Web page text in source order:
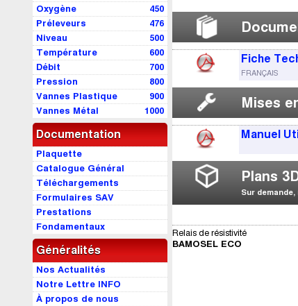
450
Oxygène
476
Préleveurs
500
Niveau
600
Température
700
Débit
800
Pression
900
Vannes Plastique
1000
Vannes Métal
Documentation
Plaquette
Catalogue Général
Téléchargements
Formulaires SAV
Prestations
Fondamentaux
Généralités
Nos Actualités
Notre Lettre INFO
À propos de nous
Fiche
FRANÇAIS
Mises
Manuel
Plans
Sur
Relais de résistivité
BAMOSEL ECO